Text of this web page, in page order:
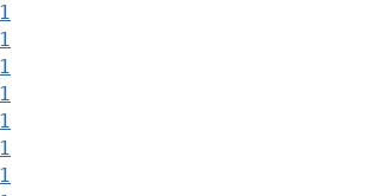
1
1
1
1
1
1
1